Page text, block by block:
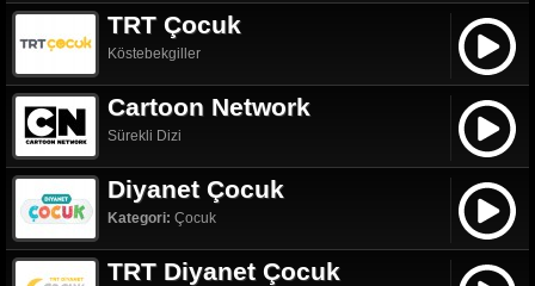
TRT Çocuk
Köstebekgiller
Cartoon Network
Sürekli Dizi
Diyanet Çocuk
Kategori: Çocuk
TRT Diyanet Çocuk